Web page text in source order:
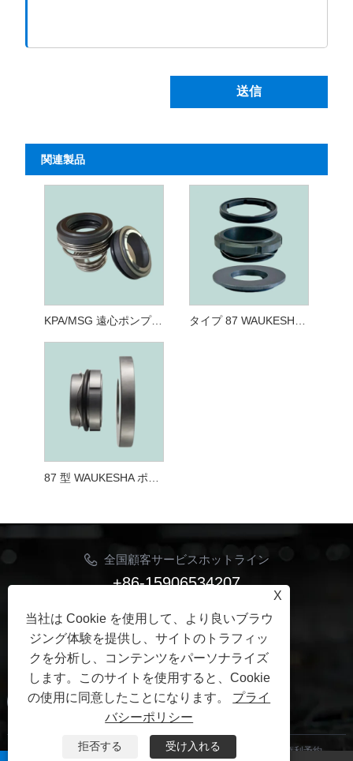
送信
関連製品
KPA/MSG 遠心ポンプ ウォーターシール シールモデル/食品用遠心ポンプ メカニカルシール
全国顧客サービスホットライン
+86-15906534207
Eメール
Jhon@ymbestseal.com
フォローする
著作権 © 2025 寧波ベストシーリングシール有限公司すべての権利予約。
X
当社は Cookie を使用して、より良いブラウ
ジング体験を提供し、サイトのトラフィッ
クを分析し、コンテンツをパーソナライズ
します。このサイトを使用すると、Cookie
の使用に同意したことになります。 プライ
バシーポリシー
拒否する 受け入れる